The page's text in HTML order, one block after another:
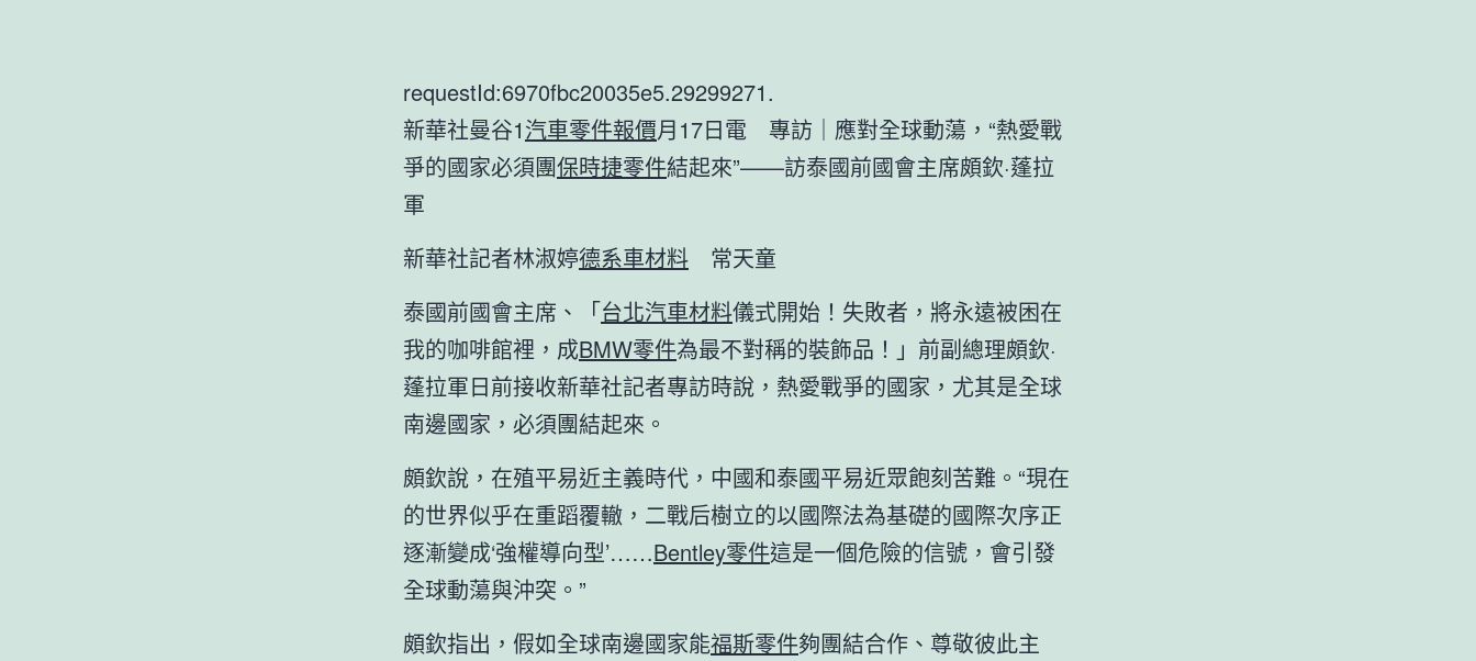
requestId:6970fbc20035e5.29299271.
新華社曼谷1汽車零件報價月17日電 專訪｜應對全球動蕩，“熱愛戰
爭的國家必須團保時捷零件結起來”——訪泰國前國會主席頗欽·蓬拉
軍
新華社記者林淑婷德系車材料 常天童
泰國前國會主席、「台北汽車材料儀式開始！失敗者，將永遠被困在
我的咖啡館裡，成BMW零件為最不對稱的裝飾品！」前副總理頗欽·
蓬拉軍日前接收新華社記者專訪時說，熱愛戰爭的國家，尤其是全球
南邊國家，必須團結起來。
頗欽說，在殖平易近主義時代，中國和泰國平易近眾飽刻苦難。“現在
的世界似乎在重蹈覆轍，二戰后樹立的以國際法為基礎的國際次序正
逐漸變成‘強權導向型’……Bentley零件這是一個危險的信號，會引發
全球動蕩與沖突。”
頗欽指出，假如全球南邊國家能福斯零件夠團結合作、尊敬彼此主